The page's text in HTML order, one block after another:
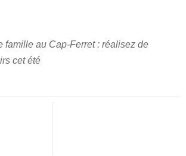
famille au Cap-Ferret : réalisez de
cet été